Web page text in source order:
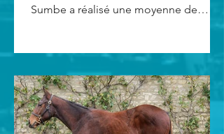
Sumbe a réalisé une moyenne de
Lot 880 • (M) Mishriff & Bravaya, par
Mastercraftsman 20.000 € Acheteur(s) :
Stamina Turf, S.L. Vendeur(s) : Sumbe
Éleveur(s) : Rashit Shaykhutdinov Son
prix de saillie initial était de 17.500 €. Le